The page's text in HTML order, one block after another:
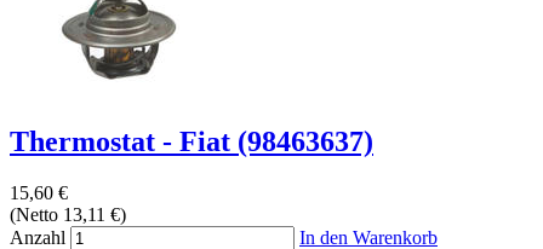
Thermostat - Fiat (98463637)
15,60 €
(Netto 13,11 €)
Anzahl
In den Warenkorb